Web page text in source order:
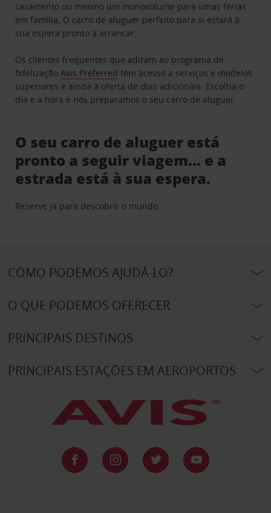
casamento ou mesmo um monovolume para umas férias
em família. O carro de aluguer perfeito para si estará à
sua espera pronto a arrancar.
Os clientes frequentes que adiram ao programa de
fidelizaçãoAvis Preferred têm acesso a serviços e modelos
superiores e ainda à oferta de dias adicionais. Escolha o
dia e a hora e nós preparamos o seu carro de aluguer.
O seu carro de aluguer está
pronto a seguir viagem… e a
estrada está à sua espera.
Reserve já para descobrir o mundo.
COMO PODEMOS AJUDÁ-LO?
O QUE PODEMOS OFERECER
PRINCIPAIS DESTINOS
PRINCIPAIS ESTAÇÕES EM AEROPORTOS